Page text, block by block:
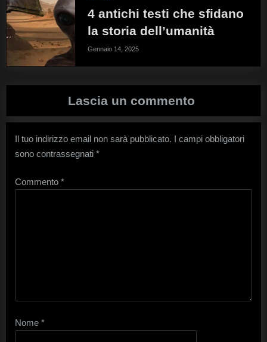
4 antichi testi che sfidano
la storia dell’umanità
Gennaio 14, 2025
Lascia un commento
Il tuo indirizzo email non sarà pubblicato. I campi obbligatori
sono contrassegnati *
Commento *
Nome *